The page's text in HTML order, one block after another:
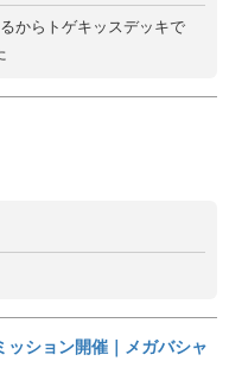
からトゲキッスデッキで
ッション開催｜メガバシャ